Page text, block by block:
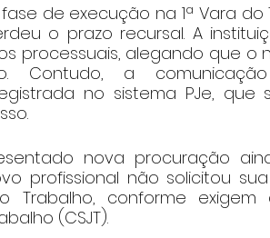
de execução na 1ª Vara do
o prazo recursal. A
processuais, alegando que o
Contudo, a
no sistema PJe, que
nova procuração
profissional não solicitou
Trabalho, conforme
(CSJT).